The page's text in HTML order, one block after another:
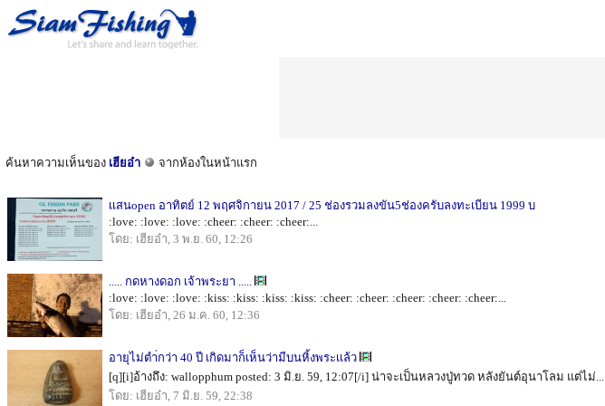
ค้นหาความเห็นของ เฮียอ๋า จากห้องในหน้าแรก
เเสนopen อาทิตย์ 12 พฤศจิกายน 2017 / 25 ช่องรวมลงขัน5ช่องครับลงทะเบียน 1999 บ
:love: :love: :love: :cheer: :cheer: :cheer:...
โดย: เฮียอ๋า, 3 พ.ย. 60, 12:26
..... กดหางดอก เจ้าพระยา .....
:love: :love: :love: :kiss: :kiss: :kiss: :kiss: :cheer: :cheer: :cheer: :cheer: :cheer:...
โดย: เฮียอ๋า, 26 ม.ค. 60, 12:36
อายุไม่ตำ่กว่า 40 ปี เกิดมาก็เห็นว่ามีบนหิ้งพระเเล้ว
[q][i]อ้างถึง: wallopphum posted: 3 มิ.ย. 59, 12:07[/i] น่าจะเป็นหลวงปู่ทวด หลังยันต์อุนาโลม แต่ไม่...
โดย: เฮียอ๋า, 7 มิ.ย. 59, 22:38